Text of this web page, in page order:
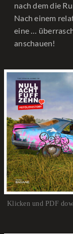
nach dem die
Nach einem
eine …
anschauen!
Klicken und PDF